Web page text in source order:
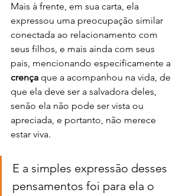
Mais à frente, em sua carta, ela
expressou uma preocupação similar
conectada ao relacionamento com
seus filhos, e mais ainda com seus
pais, mencionando especificamente a
crença que a acompanhou na vida, de
que ela deve ser a salvadora deles,
senão ela não pode ser vista ou
apreciada, e portanto, não merece
estar viva.
E a simples expressão desses
pensamentos foi para ela o